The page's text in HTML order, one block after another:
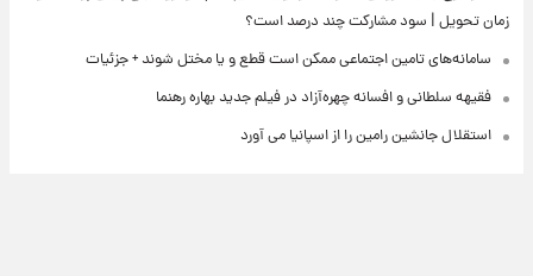
زمان تحویل | سود مشارکت چند درصد است؟
سامانه‌های تامین اجتماعی ممکن است قطع و یا مختل شوند + جزئیات
فقیهه سلطانی و افسانه چهره‌آزاد در فیلم جدید بهاره رهنما
استقلال جانشین رامین را از اسپانیا می آورد